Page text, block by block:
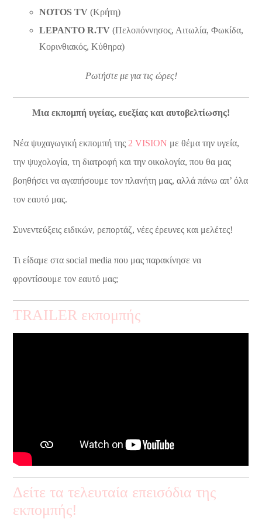
NOTOS TV (Κρήτη)
LEPANTO R.TV(Πελοπόννησος, Αιτωλία, Φωκίδα,
Κορινθιακός, Κύθηρα)
Ρωτήστε με για τις ώρες!
Μια εκπομπή υγείας, ευεξίας και αυτοβελτίωσης!
Νέα ψυχαγωγική εκπομπή της 2 VISION με θέμα την υγεία,
την ψυχολογία, τη διατροφή και την οικολογία, που θα μας
βοηθήσει να αγαπήσουμε τον πλανήτη μας, αλλά πάνω απ’ όλα
τον εαυτό μας.
Συνεντεύξεις ειδικών, ρεπορτάζ, νέες έρευνες και μελέτες!
Τι είδαμε στα social media που μας παρακίνησε να
φροντίσουμε τον εαυτό μας;
TRAILER εκπομπής
Δείτε τα τελευταία επεισόδια της
εκπομπής!